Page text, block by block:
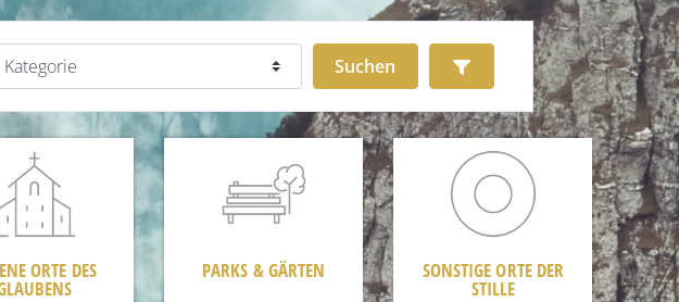
Suchen Suchen Advanced Filters
ORTE DES PARKS & GÄRTEN SONSTIGE ORTE DER
STILLE